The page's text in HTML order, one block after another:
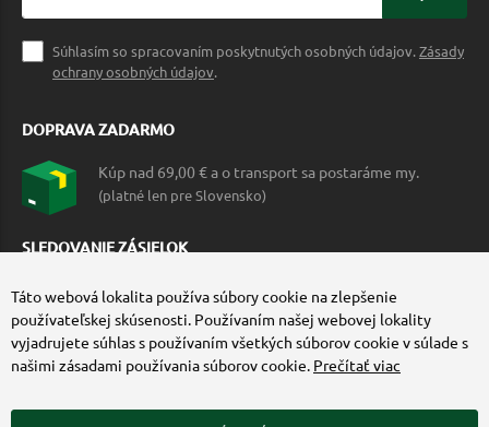
Súhlasím so spracovaním poskytnutých osobných údajov.Zásady
ochrany osobných údajov.
DOPRAVA ZADARMO
Kúp nad 69,00 € a o transport sa postaráme my.
(platné len pre Slovensko)
SLEDOVANIE ZÁSIELOK
Táto webová lokalita používa súbory cookie na zlepšenie
používateľskej skúsenosti. Používaním našej webovej lokality
vyjadrujete súhlas s používaním všetkých súborov cookie v súlade s
našimi zásadami používania súborov cookie. Prečítať viac